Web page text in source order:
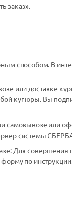
заказ».
способом. В
или доставке
купюры. Вы
самовывозе или
системы
Для совершения
по инструкции.